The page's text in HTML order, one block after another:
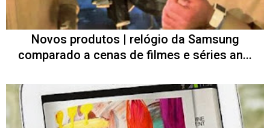
Novos produtos | relógio da Samsung
comparado a cenas de filmes e séries an...